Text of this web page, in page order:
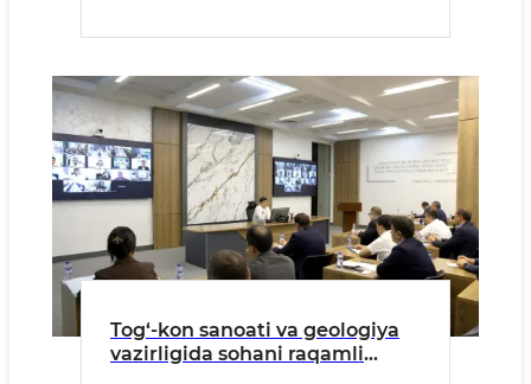
Tog‘-kon sanoati va geologiya
vazirligida sohani raqamli